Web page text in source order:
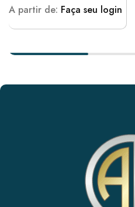
A partir de: Faça seu login